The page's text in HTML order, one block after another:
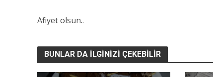
Afiyet olsun..
BUNLAR DA İLGINIZI ÇEKEBILIR